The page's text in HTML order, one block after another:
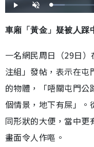
播
放
開
啟
載
入
:
1
%
車廂「黃金」疑被人踩
一名網民周日（29日
注組」發帖，表示在
的物體，「唔關屯門
個情景，地下有屎」。
同形狀的大便，當中更
畫面令人作嘔。